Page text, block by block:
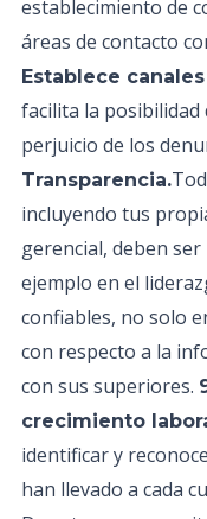
establecimiento de
áreas de contacto
Establece
facilita la posibilidad
perjuicio de los
Transparencia.
incluyendo tus
gerencial, deben
ejemplo en el
confiables, no solo
con respecto a la
con sus superiores.
crecimiento
identificar y
han llevado a cada